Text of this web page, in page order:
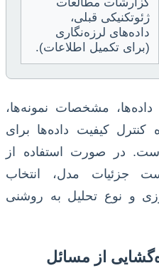
ژئوتکنیکی قبلی،
داده‌های لرزه‌نگاری
(برای تکمیل اطلاعات).
مشخصات نمونه‌ها،
کنترل کیفیت داده‌ها برای
در صورت استفاده از
جزئیات مدل، انتخاب
و نوع تحلیل به روشنی
از مسائل